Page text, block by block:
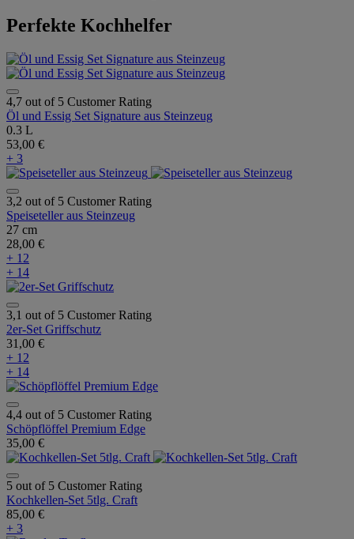
Perfekte Kochhelfer
4,7 out of 5 Customer Rating
Öl und Essig Set Signature aus Steinzeug
0.3 L
53,00 €
+ 3
3,2 out of 5 Customer Rating
Speiseteller aus Steinzeug
27 cm
28,00 €
+ 12
+ 14
3,1 out of 5 Customer Rating
2er-Set Griffschutz
31,00 €
+ 12
+ 14
4,4 out of 5 Customer Rating
Schöpflöffel Premium Edge
35,00 €
5 out of 5 Customer Rating
Kochkellen-Set 5tlg. Craft
85,00 €
+ 3